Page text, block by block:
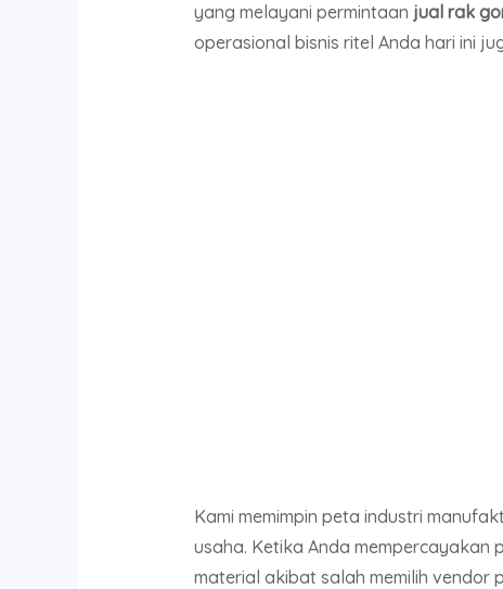
yang melayani permintaan jual rak
operasional bisnis ritel Anda hari ini
Kami memimpin peta industri
usaha. Ketika Anda mempercayakan
material akibat salah memilih vendor